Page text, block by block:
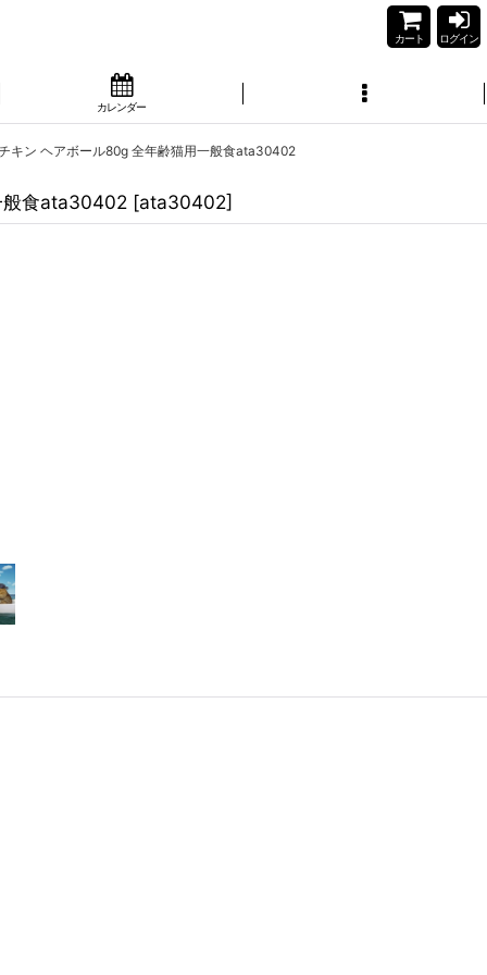
カート ログイン
カレンダー
キン ヘアボール80g 全年齢猫用一般食ata30402
般食ata30402 [ata30402]